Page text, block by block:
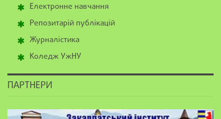
Електронне навчання
Репозитарій публікацій
Журналістика
Коледж УжНУ
ПАРТНЕРИ